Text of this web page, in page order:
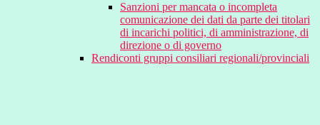
Sanzioni per mancata o incompleta
comunicazione dei dati da parte dei titolari
di incarichi politici, di amministrazione, di
direzione o di governo
Rendiconti gruppi consiliari regionali/provinciali